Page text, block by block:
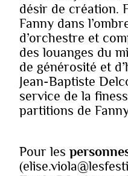
désir de création.
Fanny dans
d’orchestre et
des louanges du
de générosité et
Jean-Baptiste
service de la
partitions de
Pour les